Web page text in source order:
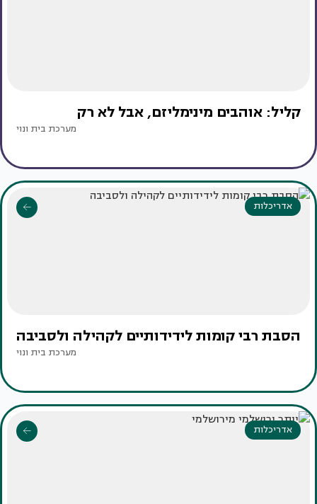
קליל: אוהבים מינימליזם, אבל לא רק
מערכת בית ונוי
אדריכלות
הסבת רבי קומות לידידותיים לקהילה ולסביבה
מערכת בית ונוי
אדריכלות